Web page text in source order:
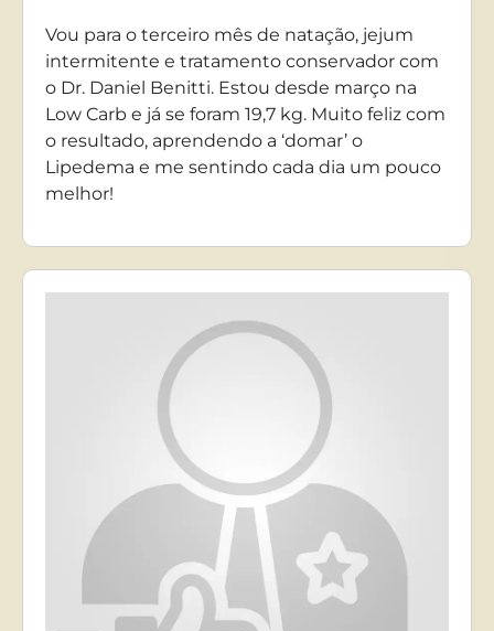
Vou para o terceiro mês de natação, jejum
intermitente e tratamento conservador com
o Dr. Daniel Benitti. Estou desde março na
Low Carb e já se foram 19,7 kg. Muito feliz com
o resultado, aprendendo a ‘domar’ o
Lipedema e me sentindo cada dia um pouco
melhor!